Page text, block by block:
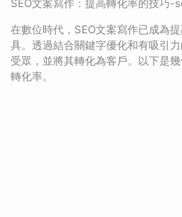
SEO文案寫作：提高轉化率的技巧-
在數位時代，SEO文案寫作已成為
具。透過結合關鍵字優化和有吸引
受眾，並將其轉化為客戶。以下是
轉化率。